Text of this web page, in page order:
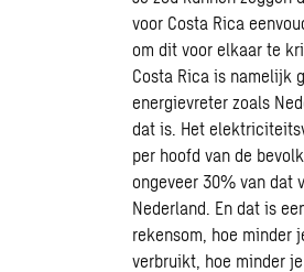
voor Costa Rica
om dit voor elkaar te
Costa Rica is namelijk
energievreter zoals
dat is. Het
per hoofd van de
ongeveer 30% van dat
Nederland. En dat is
rekensom, hoe minder
verbruikt, hoe minder